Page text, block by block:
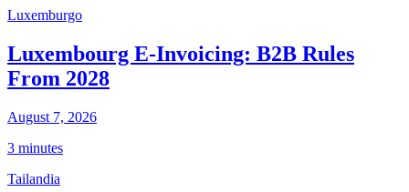
Luxemburgo
Luxembourg E-Invoicing: B2B Rules
From 2028
August 7, 2026
3 minutes
Tailandia